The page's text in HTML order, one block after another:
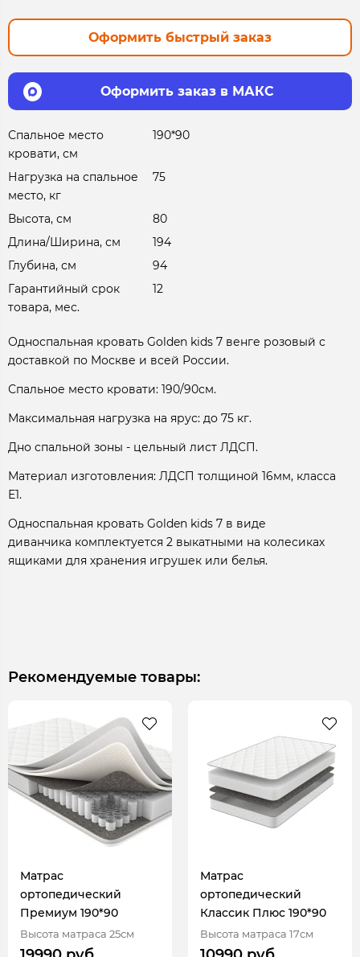
Оформить быстрый заказ
Оформить заказ в МАКС
Спальное место
кровати, см
190*90
Нагрузка на спальное
место, кг
75
Высота, см
80
Длина/Ширина, см
194
Глубина, см
94
Гарантийный срок
товара, мес.
12
Односпальная кровать Golden kids 7 венге розовый с
доставкой по Москве и всей России.
Спальное место кровати: 190/90см.
Максимальная нагрузка на ярус: до 75 кг.
Дно спальной зоны - цельный лист ЛДСП.
Материал изготовления: ЛДСП толщиной 16мм, класса
Е1.
Односпальная кровать Golden kids 7 в виде
диванчика комплектуется 2 выкатными на колесиках
ящиками для хранения игрушек или белья.
Рекомендуемые товары:
Матрас
ортопедический
Премиум 190*90
Высота матраса 25см
Матрас
ортопедический
Классик Плюс 190*90
Высота матраса 17см